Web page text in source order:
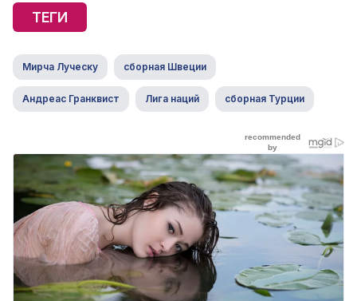
ТЕГИ
Мирча Луческу сборная Швеции
Андреас Гранквист Лига наций сборная Турции